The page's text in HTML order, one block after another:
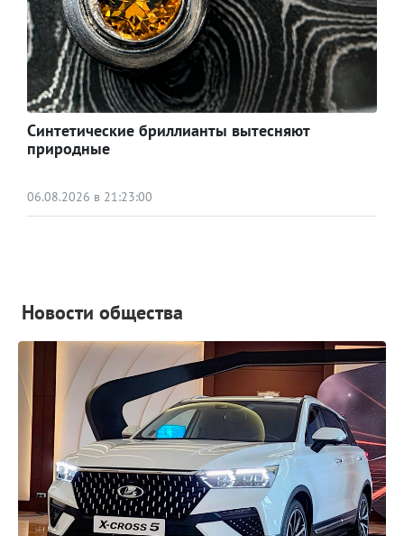
Синтетические бриллианты вытесняют
природные
06.08.2026 в 21:23:00
Новости общества